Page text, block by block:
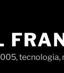
tecnologia,